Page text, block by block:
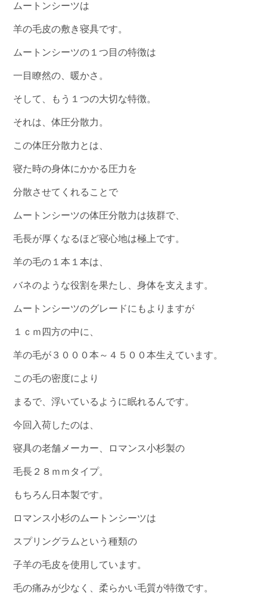
ムートンシーツは
羊の毛皮の敷き寝具です。
ムートンシーツの１つ目の特徴は
一目瞭然の、暖かさ。
そして、もう１つの大切な特徴。
それは、体圧分散力。
この体圧分散力とは、
寝た時の身体にかかる圧力を
分散させてくれることで
ムートンシーツの体圧分散力は抜群で、
毛長が厚くなるほど寝心地は極上です。
羊の毛の１本１本は、
バネのような役割を果たし、身体を支えます。
ムートンシーツのグレードにもよりますが
１ｃｍ四方の中に、
羊の毛が３０００本～４５００本生えています。
この毛の密度により
まるで、浮いているように眠れるんです。
今回入荷したのは、
寝具の老舗メーカー、ロマンス小杉製の
毛長２８ｍｍタイプ。
もちろん日本製です。
ロマンス小杉のムートンシーツは
スプリングラムという種類の
子羊の毛皮を使用しています。
毛の痛みが少なく、柔らかい毛質が特徴です。